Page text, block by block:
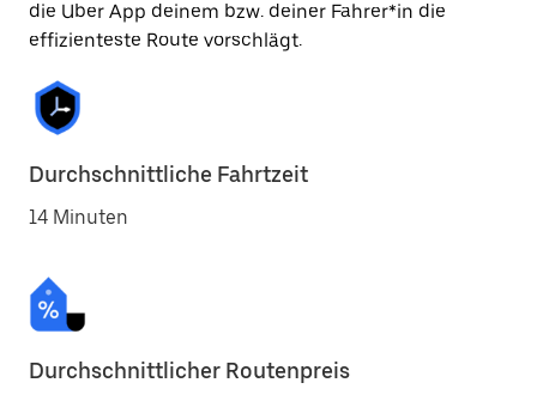
die Uber App deinem bzw. deiner Fahrer*in die
effizienteste Route vorschlägt.
Durchschnittliche Fahrtzeit
14 Minuten
Durchschnittlicher Routenpreis